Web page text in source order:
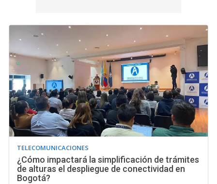
TELECOMUNICACIONES
¿Cómo impactará la simplificación de trámites
de alturas el despliegue de conectividad en
Bogotá?